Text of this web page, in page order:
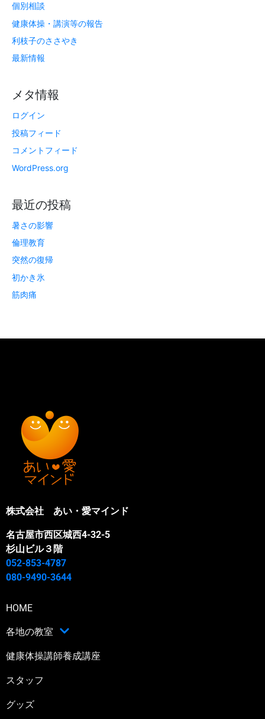
個別相談
健康体操・講演等の報告
利枝子のささやき
最新情報
メタ情報
ログイン
投稿フィード
コメントフィード
WordPress.org
最近の投稿
暑さの影響
倫理教育
突然の復帰
初かき氷
筋肉痛
株式会社 あい・愛マインド
名古屋市西区城西4-32-5
杉山ビル３階
052-853-4787
080-9490-3644
HOME
各地の教室
健康体操講師養成講座
スタッフ
グッズ